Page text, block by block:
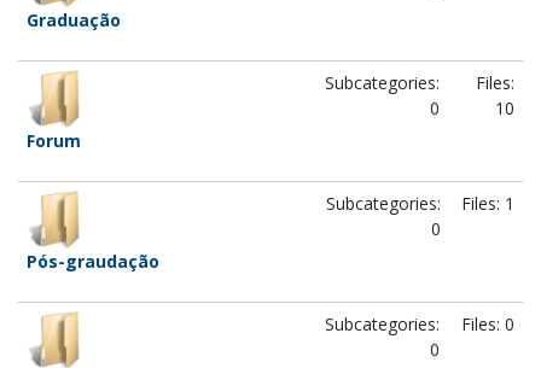
Graduação
Forum
Subcategories:
0
Files:
10
Pós-graudação
Subcategories:
0
Files: 1
Subcategories:
0
Files: 0